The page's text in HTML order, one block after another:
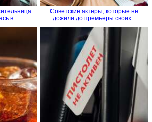
в...
Советские актёры, которые не
дожили до премьеры своих...